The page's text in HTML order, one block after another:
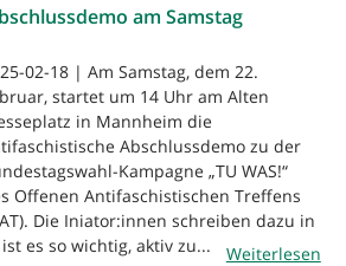
am Samstag
02-18 | Am Samstag, dem 22.
startet um 14 Uhr am Alten
in Mannheim die
Abschlussdemo zu der
Kampagne „TU WAS!“
Offenen Antifaschistischen Treffens
Die Iniator:innen schreiben dazu in
es so wichtig, aktiv zu...
Weiterlesen